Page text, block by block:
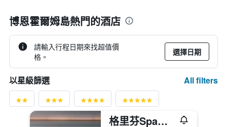
博恩霍爾姆島熱門的酒店
請輸入行程日期來找超值價
格。
選擇日期
以星級篩選 All filters
格里芬Spa酒店